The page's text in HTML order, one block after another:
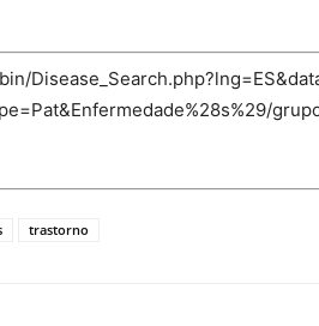
trastorno